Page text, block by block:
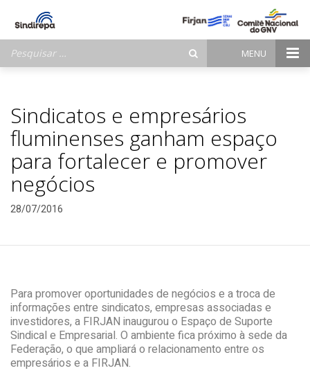
por:
MENU
Sindicatos e empresários
fluminenses ganham espaço
para fortalecer e promover
negócios
28/07/2016
Para promover oportunidades de negócios e a troca de
informações entre sindicatos, empresas associadas e
investidores, a FIRJAN inaugurou o Espaço de Suporte
Sindical e Empresarial. O ambiente fica próximo à sede da
Federação, o que ampliará o relacionamento entre os
empresários e a FIRJAN.